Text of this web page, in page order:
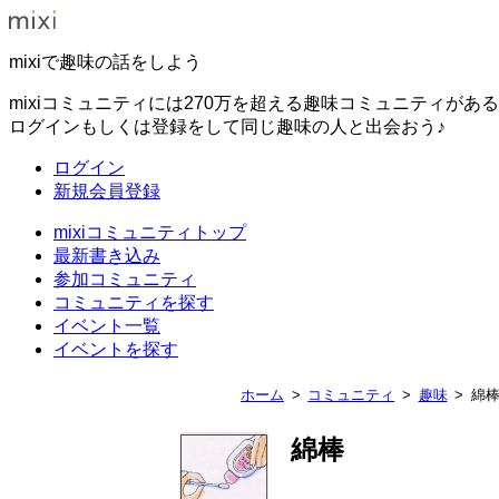
mixiで趣味の話をしよう
mixiコミュニティには270万を超える趣味コミュニティがあ
ログインもしくは登録をして同じ趣味の人と出会おう♪
ログイン
新規会員登録
mixiコミュニティトップ
最新書き込み
参加コミュニティ
コミュニティを探す
イベント一覧
イベントを探す
ホーム コミュニティ 趣味 綿棒
綿棒